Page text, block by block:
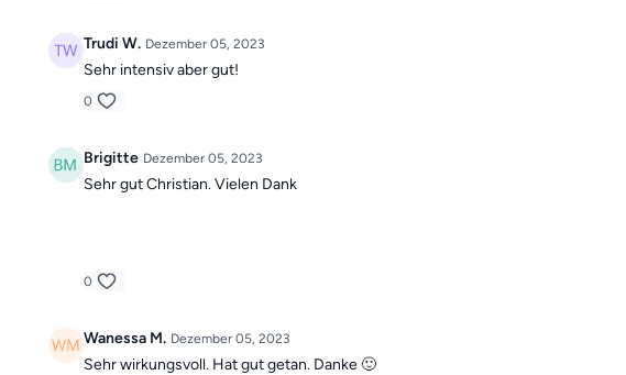
Trudi W. Dezember 05, 2023
Sehr intensiv aber gut!
0
Brigitte Dezember 05, 2023
Sehr gut Christian. Vielen Dank
0
Wanessa M. Dezember 05, 2023
Sehr wirkungsvoll. Hat gut getan. Danke 🙂